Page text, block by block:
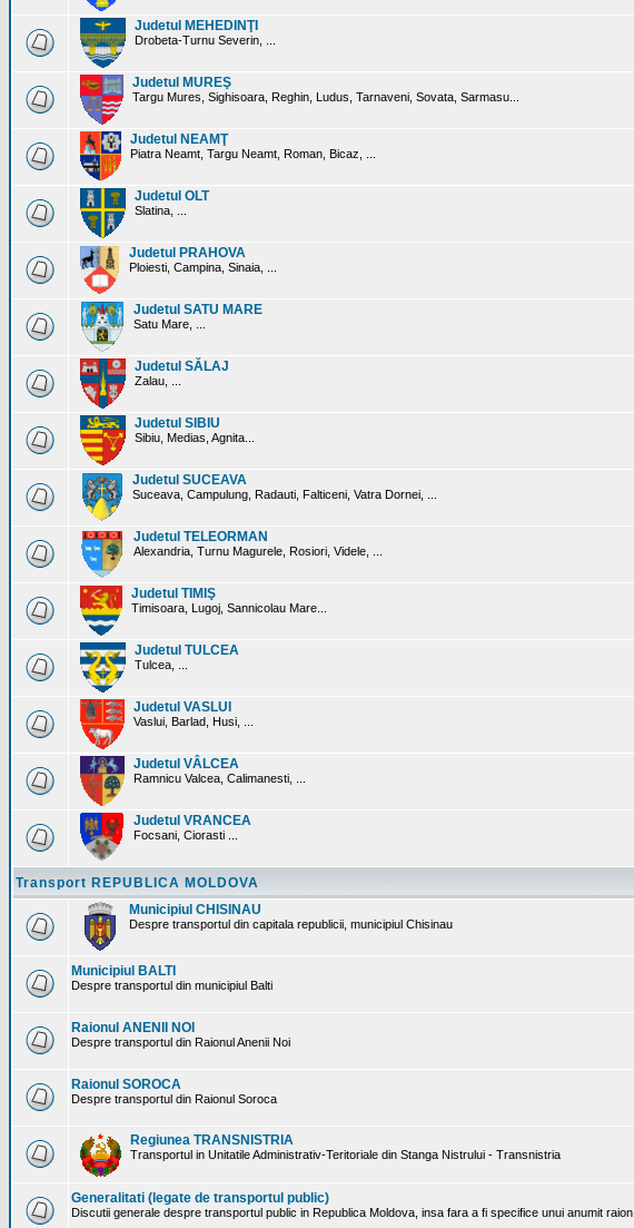
Judetul MEHEDINŢI
Drobeta-Turnu Severin, ...
Judetul MUREŞ
Targu Mures, Sighisoara, Reghin, Ludus, Tarnaveni, Sovata, Sarmasu...
Judetul NEAMŢ
Piatra Neamt, Targu Neamt, Roman, Bicaz, ...
Judetul OLT
Slatina, ...
Judetul PRAHOVA
Ploiesti, Campina, Sinaia, ...
Judetul SATU MARE
Satu Mare, ...
Judetul SĂLAJ
Zalau, ...
Judetul SIBIU
Sibiu, Medias, Agnita...
Judetul SUCEAVA
Suceava, Campulung, Radauti, Falticeni, Vatra Dornei, ...
Judetul TELEORMAN
Alexandria, Turnu Magurele, Rosiori, Videle, ...
Judetul TIMIŞ
Timisoara, Lugoj, Sannicolau Mare...
Judetul TULCEA
Tulcea, ...
Judetul VASLUI
Vaslui, Barlad, Husi, ...
Judetul VÂLCEA
Ramnicu Valcea, Calimanesti, ...
Judetul VRANCEA
Focsani, Ciorasti ...
Transport REPUBLICA MOLDOVA
Municipiul CHISINAU
Despre transportul din capitala republicii, municipiul Chisinau
Municipiul BALTI
Despre transportul din municipiul Balti
Raionul ANENII NOI
Despre transportul din Raionul Anenii Noi
Raionul SOROCA
Despre transportul din Raionul Soroca
Regiunea TRANSNISTRIA
Transportul in Unitatile Administrativ-Teritoriale din Stanga Nistrului - Transnistria
Generalitati (legate de transportul public)
Discutii generale despre transportul public in Republica Moldova, insa fara a fi specifice unui anumit raion